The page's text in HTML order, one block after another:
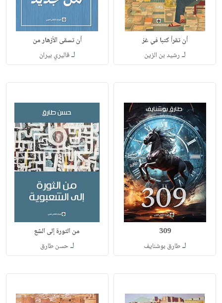
أن تقرأ كتبا في غز
لـ رشيد بن الزين
أن تسقى الأزهار من
لـفاليري بيران
309
لـطارق بوشنايف
من الثورة إلى الشع
لـحسن طارق